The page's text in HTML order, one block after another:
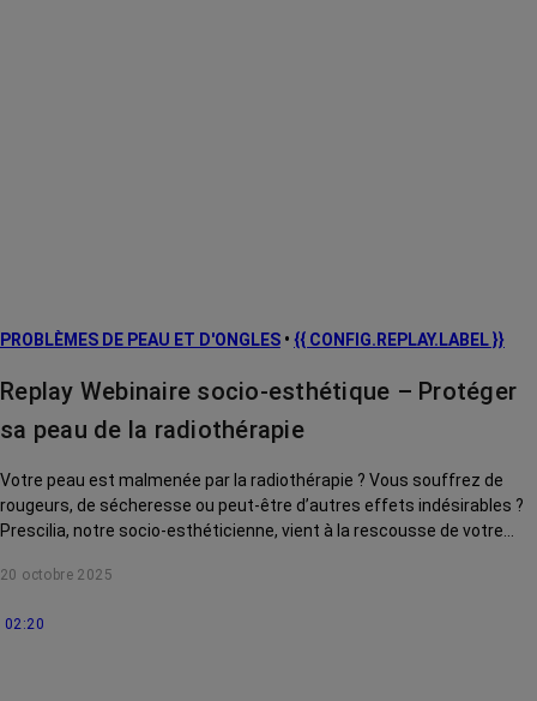
PROBLÈMES DE PEAU ET D'ONGLES • {{ CONFIG.REPLAY.LABEL }}
Replay Webinaire socio-esthétique – Protéger
sa peau de la radiothérapie
Votre peau est malmenée par la radiothérapie ? Vous souffrez de
rougeurs, de sécheresse ou peut-être d’autres effets indésirables ?
Prescilia, notre socio-esthéticienne, vient à la rescousse de votre
20 octobre 2025
02:20